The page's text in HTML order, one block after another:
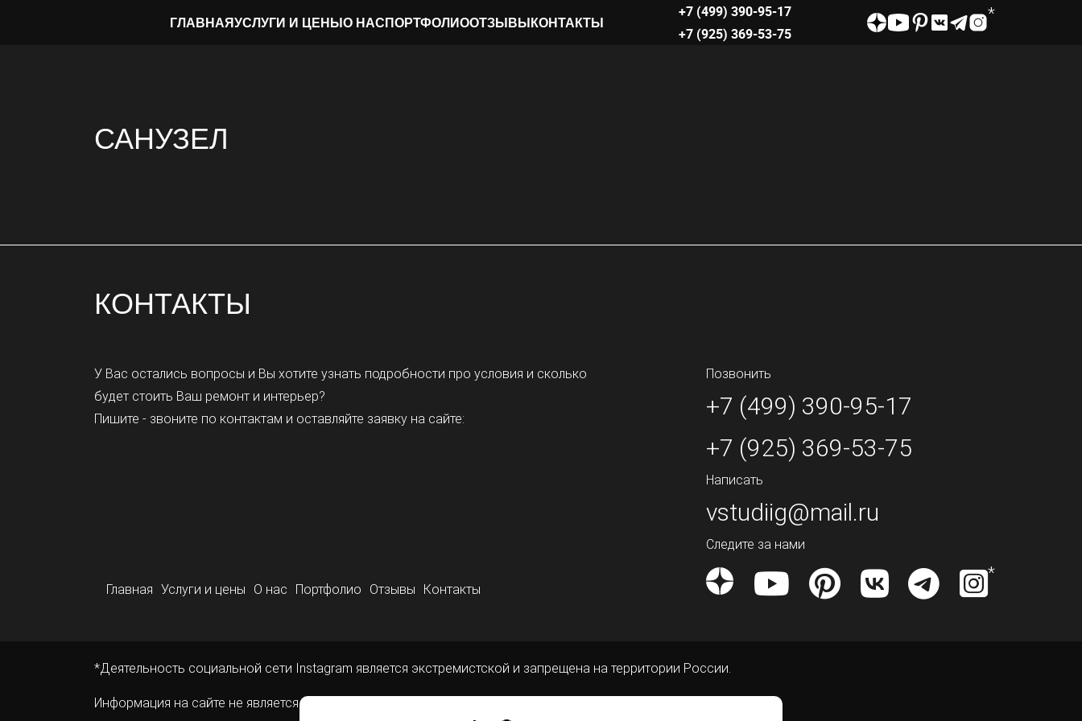
ГЛАВНАЯУСЛУГИ И ЦЕНЫО НАСПОРТФОЛИООТЗЫВЫКОНТАКТЫ
+7 (499) 390-95-17
+7 (925) 369-53-75
САНУЗЕЛ
КОНТАКТЫ
У Вас остались вопросы и Вы хотите узнать подробности про условия и сколько
будет стоить Ваш ремонт и интерьер?
Пишите - звоните по контактам и оставляйте заявку на сайте:
Главная Услуги и цены О нас Портфолио Отзывы Контакты
Позвонить
+7 (499) 390-95-17
+7 (925) 369-53-75
Написать
vstudiig@mail.ru
Следите за нами
*Деятельность социальной сети Instagram является экстремистской и запрещена на территории России.
Информация на сайте не является публичной офертой